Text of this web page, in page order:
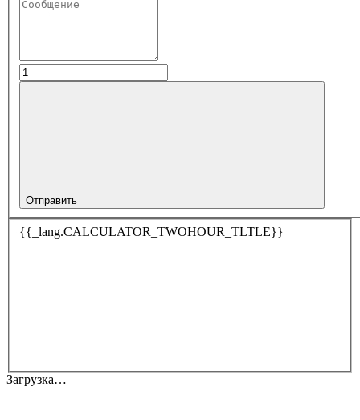
Отправить
{{_lang.CALCULATOR_TWOHOUR_TLTLE}}
Загрузка…